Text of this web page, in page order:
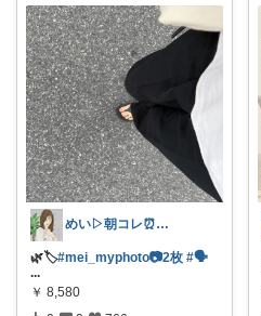
めい▷朝コレ⏰コメ挨拶不要🌿
🌿🏷️#mei_myphoto📷2枚 #🗣
...
￥ 8,580